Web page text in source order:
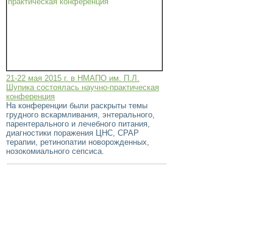
21-22 мая 2015 г. в НМАПО им. П.Л.
Шупика состоялась научно-практическая
конференция
На конференции были раскрыты темы
грудного вскармливания, энтерального,
парентерального и лечебного питания,
диагностики поражения ЦНС, CPAP
терапии, ретинопатии новорожденных,
нозокомиального сепсиса.